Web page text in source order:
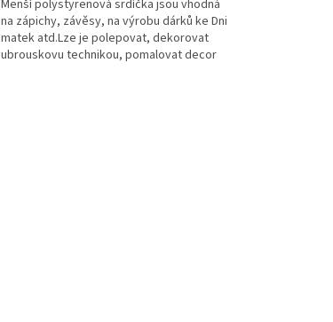
Menší polystyrenová srdíčka jsou vhodná
na zápichy, závěsy, na výrobu dárků ke Dni
matek atd.Lze je polepovat, dekorovat
ubrouskovu technikou, pomalovat decor